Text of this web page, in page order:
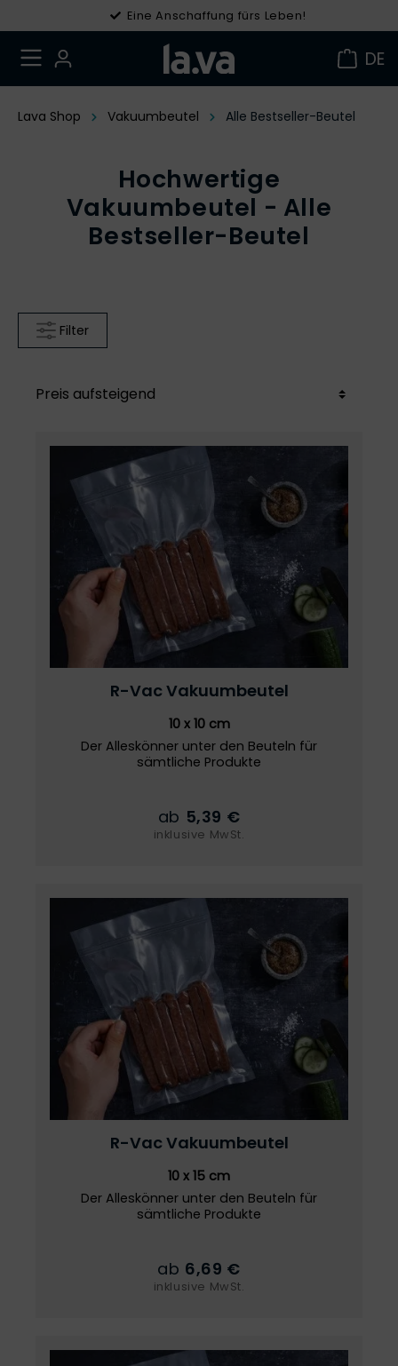
Eine Anschaffung fürs Leben!
Gratis Versand in DE ab 49 €
DE
Lava Shop Vakuumbeutel Alle Bestseller-Beutel
Hochwertige
Vakuumbeutel - Alle
Bestseller-Beutel
Filter
R-Vac Vakuumbeutel
10 x 10 cm
Der Alleskönner unter den Beuteln für
sämtliche Produkte
ab 5,39 €
inklusive MwSt.
R-Vac Vakuumbeutel
10 x 15 cm
Der Alleskönner unter den Beuteln für
sämtliche Produkte
ab 6,69 €
inklusive MwSt.